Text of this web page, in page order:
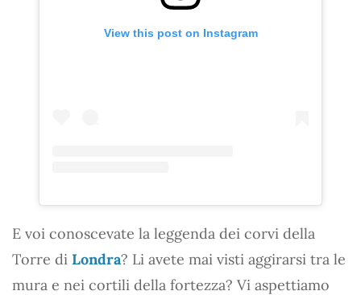
View this post on Instagram
E voi conoscevate la leggenda dei corvi della
Torre di Londra? Li avete mai visti aggirarsi tra le
mura e nei cortili della fortezza? Vi aspettiamo